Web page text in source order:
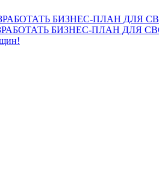
БИЗНЕС-ПЛАН ДЛЯ
БИЗНЕС-ПЛАН ДЛЯ